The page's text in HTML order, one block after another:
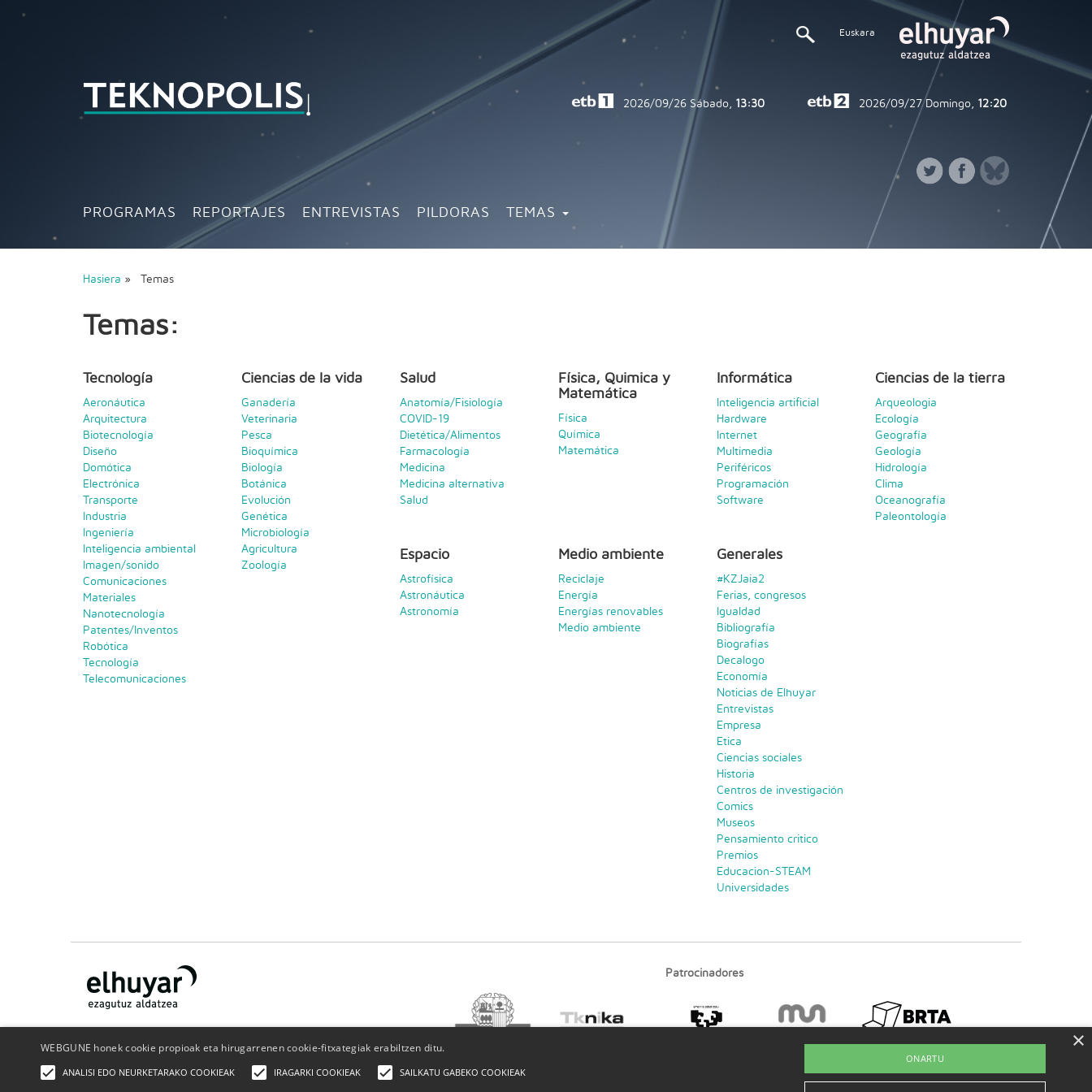
Euskara
PROGRAMAS REPORTAJES ENTREVISTAS PILDORAS TEMAS
2026/09/26 Sábado, 13:30 2026/09/27Domingo, 12:20
Hasiera » Temas
Temas:
Tecnología
Aeronáutica
Arquitectura
Biotecnología
Diseño
Domótica
Electrónica
Transporte
Industria
Ingeniería
Inteligencia ambiental
Imagen/sonido
Comunicaciones
Materiales
Nanotecnología
Patentes/Inventos
Robótica
Tecnología
Telecomunicaciones
Ciencias de la vida
Ganadería
Veterinaria
Pesca
Bioquímica
Biología
Botánica
Evolución
Genética
Microbiología
Agricultura
Zoología
Salud
Anatomía/Fisiología
COVID-19
Dietética/Alimentos
Farmacología
Medicina
Medicina alternativa
Salud
Física, Quimica y
Matemática
Física
Química
Matemática
Informática
Inteligencia artificial
Hardware
Internet
Multimedia
Periféricos
Programación
Software
Ciencias de la tierra
Arqueologia
Ecología
Geografía
Geología
Hidrología
Clima
Oceanografía
Paleontología
Espacio
Astrofísica
Astronáutica
Astronomía
Medio ambiente
Reciclaje
Energía
Energías renovables
Medio ambiente
Generales
#KZJaia2
Ferias, congresos
Igualdad
Bibliografía
Biografías
Decalogo
Economía
Noticias de Elhuyar
Entrevistas
Empresa
Etica
Ciencias sociales
Historia
Centros de investigación
Comics
Museos
Pensamiento critico
Premios
Educacion-STEAM
Universidades
¿Quiénes somos? Contacto Publicidad Politica de
privacidad
Patrocinadores
WEBGUNE honek cookie propioak eta hirugarrenen cookie-fitxategiak erabiltzen ditu.
ANALISI EDO NEURKETARAKO COOKIEAK IRAGARKI COOKIEAK SAILKATU GABEKO COOKIEAK
ONARTU
×